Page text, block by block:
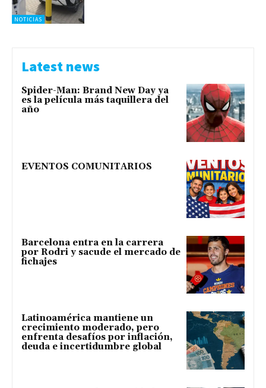
NOTICIAS
Latest news
Spider-Man: Brand New Day ya
es la película más taquillera del
año
EVENTOS COMUNITARIOS
Barcelona entra en la carrera
por Rodri y sacude el mercado de
fichajes
Latinoamérica mantiene un
crecimiento moderado, pero
enfrenta desafíos por inflación,
deuda e incertidumbre global